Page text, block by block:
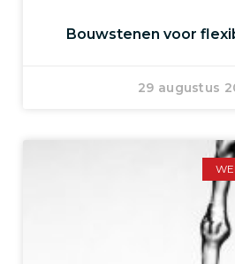
Bouwstenen voor
29 augustus